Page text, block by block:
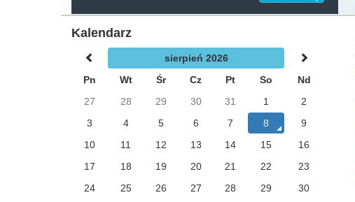
Kalendarz
sierpień 2026
Pn
Wt Śr Cz Pt So
Nd
27
28 29 30 31 1
2
3
4 5 6 7 8
9
10
11 12 13 14 15
16
17
18 19 20 21 22
23
24
25 26 27 28 29
30